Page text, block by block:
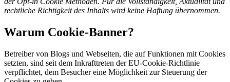
rechtliche Richtigkeit des Inhalts wird keine Haftung übernommen.
Warum Cookie-Banner?
Betreiber von Blogs und Webseiten, die auf Funktionen mit Cookies
setzten, sind seit dem Inkrafttreten der EU-Cookie-Richtlinie
verpflichtet, dem Besucher eine Möglichkeit zur Steuerung der